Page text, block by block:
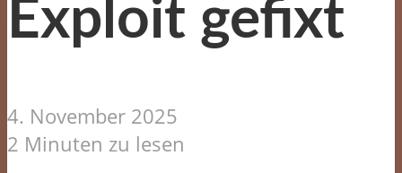
Exploit gefixt
4. November 2025
2 Minuten zu lesen